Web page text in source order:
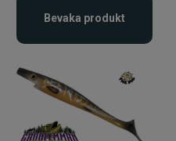
Bevaka produkt